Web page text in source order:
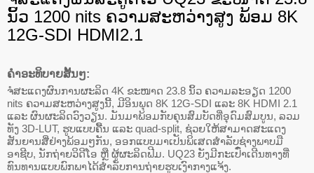
ນິ້ວ 1200 nits ຄວາມສະຫວ່າງສູງ ພ້ອມ 8K
12G-SDI HDMI2.1
ຄໍາອະທິບາຍສັ້ນໆ:
ຈໍສະແດງຜົນການຜະລິດ 4K ຂະໜາດ 23.8 ນິ້ວ ຄວາມລະອຽດ 1200
nits ຄວາມສະຫວ່າງສູງນີ້, ມີອິນພຸດ 8K 12G-SDI ແລະ 8K HDMI 2.1
ແລະ ຜົນຜະລິດວົງວຽນ. ມັນມາພ້ອມກັບຄຸນສົມບັດທີ່ອຸດົມສົມບູນ, ລວມ
ທັງ 3D-LUT, ຮູບແບບຄື້ນ ແລະ quad-split, ຊ່ວຍໃຫ້ສາມາດສະແດງ
ສັນຍານສີ່ຢ່າງພ້ອມໆກັນ, ອອກແບບມາເປັນພິເສດສຳລັບຊ່າງພາບມື
ອາຊີບ, ນັກຖ່າຍວິດີໂອ ຫຼື ຜູ້ຜະລິດຟີມ. UQ23 ຍັງມີກະເປົ໋າເດີນທາງທີ່
ທົນທານແບບພົກພາໄດ້ສຳລັບການຖ່າຍຮູບເງົາກາງແຈ້ງ.